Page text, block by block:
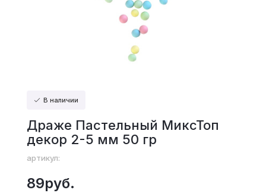
В наличии
Драже Пастельный МиксТоп
декор 2-5 мм 50 гр
артикул:
89руб.